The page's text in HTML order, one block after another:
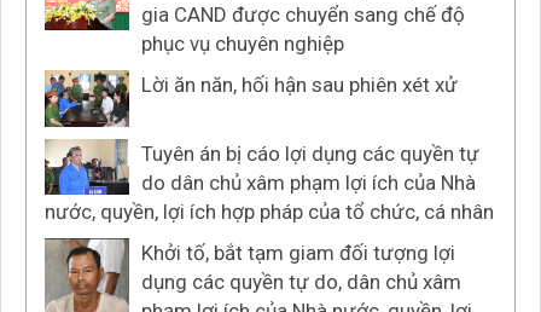
gia CAND được chuyển sang chế độ
phục vụ chuyên nghiệp
Lời ăn năn, hối hận sau phiên xét xử
Tuyên án bị cáo lợi dụng các quyền tự
do dân chủ xâm phạm lợi ích của Nhà
nước, quyền, lợi ích hợp pháp của tổ chức, cá nhân
Khởi tố, bắt tạm giam đối tượng lợi
dụng các quyền tự do, dân chủ xâm